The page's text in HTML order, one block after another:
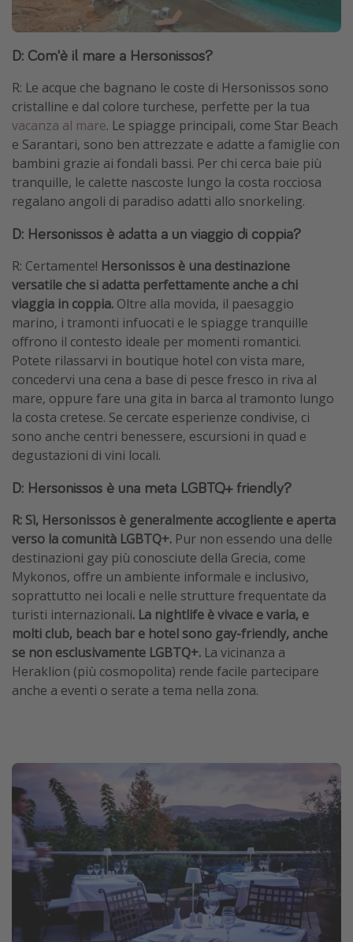
D: Com'è il mare a Hersonissos?
R: Le acque che bagnano le coste di Hersonissos sono
cristalline e dal colore turchese, perfette per la tua
vacanza al mare. Le spiagge principali, come Star Beach
e Sarantari, sono ben attrezzate e adatte a famiglie con
bambini grazie ai fondali bassi. Per chi cerca baie più
tranquille, le calette nascoste lungo la costa rocciosa
regalano angoli di paradiso adatti allo snorkeling.
D: Hersonissos è adatta a un viaggio di coppia?
R: Certamente! Hersonissos è una destinazione
versatile che si adatta perfettamente anche a chi
viaggia in coppia. Oltre alla movida, il paesaggio
marino, i tramonti infuocati e le spiagge tranquille
offrono il contesto ideale per momenti romantici.
Potete rilassarvi in boutique hotel con vista mare,
concedervi una cena a base di pesce fresco in riva al
mare, oppure fare una gita in barca al tramonto lungo
la costa cretese. Se cercate esperienze condivise, ci
sono anche centri benessere, escursioni in quad e
degustazioni di vini locali.
D: Hersonissos è una meta LGBTQ+ friendly?
R: Sì, Hersonissos è generalmente accogliente e aperta
verso la comunità LGBTQ+. Pur non essendo una delle
destinazioni gay più conosciute della Grecia, come
Mykonos, offre un ambiente informale e inclusivo,
soprattutto nei locali e nelle strutture frequentate da
turisti internazionali. La nightlife è vivace e varia, e
molti club, beach bar e hotel sono gay-friendly, anche
se non esclusivamente LGBTQ+. La vicinanza a
Heraklion (più cosmopolita) rende facile partecipare
anche a eventi o serate a tema nella zona.